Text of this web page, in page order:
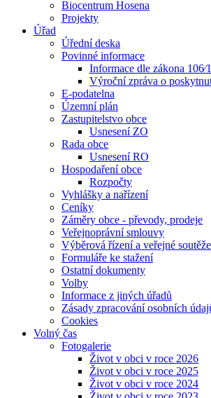
Biocentrum Hosena
Projekty
Úřad
Úřední deska
Povinné informace
Informace dle zákona
Výroční zpráva o
E-podatelna
Územní plán
Zastupitelstvo obce
Usnesení ZO
Rada obce
Usnesení RO
Hospodaření obce
Rozpočty
Vyhlášky a nařízení
Ceníky
Záměry obce - převody, prodeje
Veřejnoprávní smlouvy
Výběrová řízení a veřejné soutěže
Formuláře ke stažení
Ostatní dokumenty
Volby
Informace z jiných úřadů
Zásady zpracování osobních
Cookies
Volný čas
Fotogalerie
Život v obci v roce 2026
Život v obci v roce 2025
Život v obci v roce 2024